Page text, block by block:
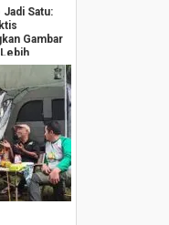
Jadi Satu:
Gambar